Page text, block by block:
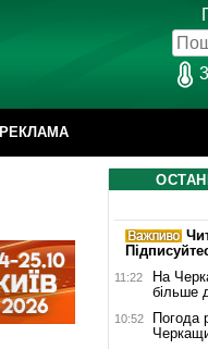
РЕКЛАМА
11:22
На
більше
10:52
Погода